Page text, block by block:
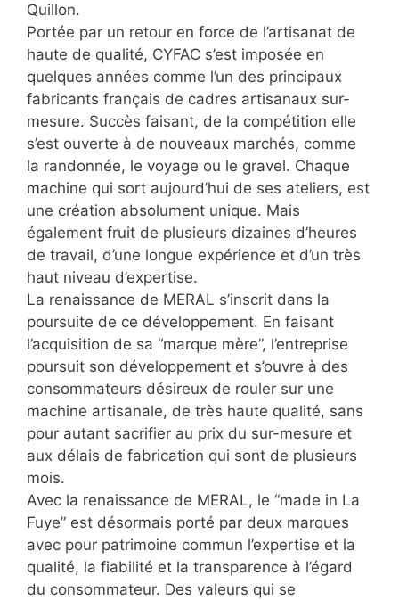
Quillon.
Portée par un retour en force de l’artisanat de
haute de qualité, CYFAC s’est imposée en
quelques années comme l’un des principaux
fabricants français de cadres artisanaux sur-
mesure. Succès faisant, de la compétition elle
s’est ouverte à de nouveaux marchés, comme
la randonnée, le voyage ou le gravel. Chaque
machine qui sort aujourd’hui de ses ateliers, est
une création absolument unique. Mais
également fruit de plusieurs dizaines d’heures
de travail, d’une longue expérience et d’un très
haut niveau d’expertise.
La renaissance de MERAL s’inscrit dans la
poursuite de ce développement. En faisant
l’acquisition de sa “marque mère”, l’entreprise
poursuit son développement et s’ouvre à des
consommateurs désireux de rouler sur une
machine artisanale, de très haute qualité, sans
pour autant sacrifier au prix du sur-mesure et
aux délais de fabrication qui sont de plusieurs
mois.
Avec la renaissance de MERAL, le “made in La
Fuye” est désormais porté par deux marques
avec pour patrimoine commun l’expertise et la
qualité, la fiabilité et la transparence à l’égard
du consommateur. Des valeurs qui se